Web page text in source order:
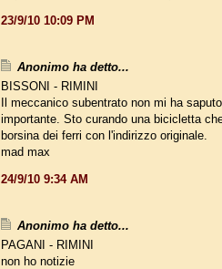
23/9/10 10:09 PM
Anonimo ha detto...
BISSONI - RIMINI
Il meccanico subentrato non mi ha
importante. Sto curando una bicicletta
borsina dei ferri con l'indirizzo originale.
mad max
24/9/10 9:34 AM
Anonimo ha detto...
PAGANI - RIMINI
non ho notizie